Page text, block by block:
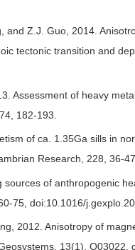
Z.J. Guo, 2014.
tectonic transition and
Assessment of heavy
182-193.
of ca. 1.35Ga sills in
Research, 228, 36-47.
of anthropogenic
75, doi:10.1016/
2012. Anisotropy of
13(1), Q03022,